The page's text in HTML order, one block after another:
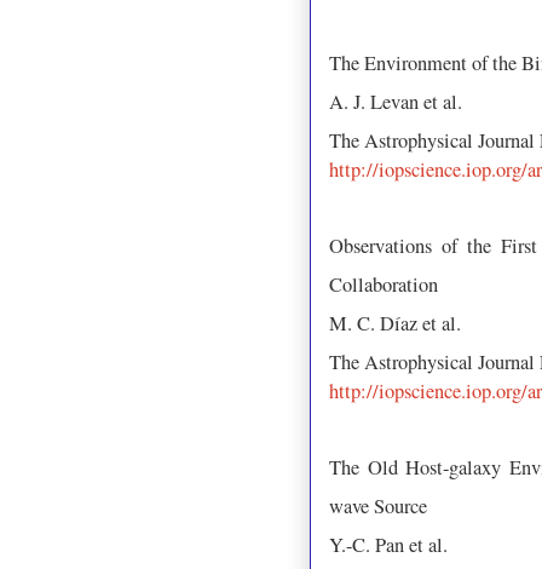
The Environment of the
A. J. Levan et al.
The Astrophysical
http://iopscience.iop.org/
Observations of the
Collaboration
M. C. Díaz et al.
The Astrophysical
http://iopscience.iop.org/
The Old Host-galaxy
wave Source
Y.-C. Pan et al.